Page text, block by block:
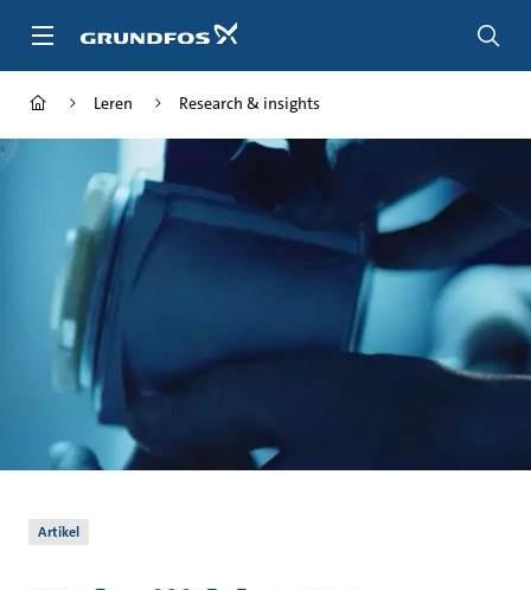
naar
Leren Research & insights
Artikel